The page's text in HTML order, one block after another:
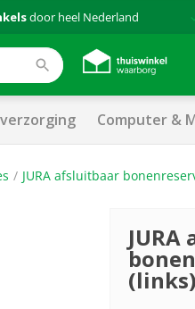
door heel Nederland
Computer &
JURA afsluitbaar
(links)